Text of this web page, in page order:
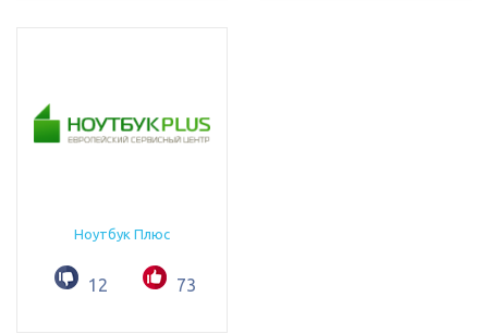
Ноутбук Плюс
12 73